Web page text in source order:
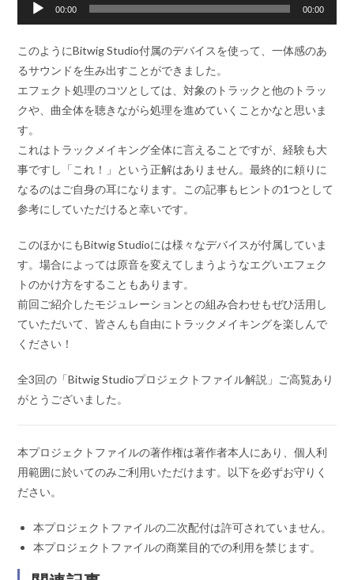
プ
レ
ー
ヤ
00:00 00:00
このようにBitwig Studio付属のデバイスを使って、一体感のあ
るサウンドを生み出すことができました。
エフェクト処理のコツとしては、対象のトラックと他のトラッ
クや、曲全体を聴きながら処理を進めていくことかなと思いま
す。
これはトラックメイキング全体に言えることですが、経験も大
事ですし「これ！」という正解はありません。最終的に頼りに
なるのはご自身の耳になります。この記事もヒントの1つとして
参考にしていただけると幸いです。
このほかにもBitwig Studioには様々なデバイスが付属していま
す。場合によっては原音を変えてしまうようなエグいエフェク
トのかけ方をすることもあります。
前回ご紹介したモジュレーションとの組み合わせもぜひ活用し
ていただいて、皆さんも自由にトラックメイキングを楽しんで
ください！
全3回の「Bitwig Studioプロジェクトファイル解説」ご高覧あり
がとうございました。
本プロジェクトファイルの著作権は著作者本人にあり、個人利
用範囲に於いてのみご利用いただけます。以下を必ずお守りく
ださい。
本プロジェクトファイルの二次配付は許可されていません。
本プロジェクトファイルの商業目的での利用を禁じます。